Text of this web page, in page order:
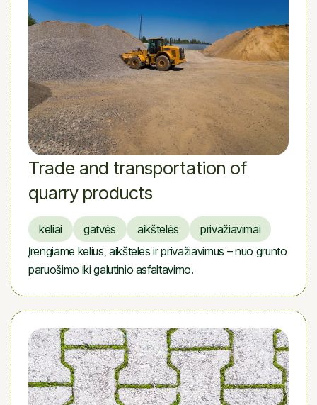
Trade and transportation of
quarry products
keliai gatvės aikštelės
privažiavimai
Įrengiame kelius, aikšteles ir privažiavimus – nuo grunto
paruošimo iki galutinio asfaltavimo.